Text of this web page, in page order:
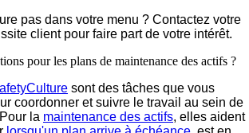
pas dans votre menu ? Contactez votre
client pour faire part de votre intérêt.
pour les plans de maintenance des actifs ?
sont des tâches que vous
coordonner et suivre le travail au sein de
la maintenance des actifs, elles aident